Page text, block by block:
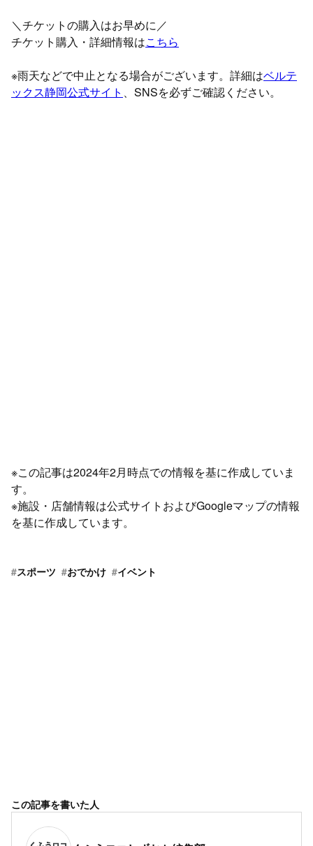
＼チケットの購入はお早めに／
チケット購入・詳細情報はこちら
※雨天などで中止となる場合がございます。詳細はベルテ
ックス静岡公式サイト 、SNSを必ずご確認ください。
※この記事は2024年2月時点での情報を基に作成していま
す。
※施設・店舗情報は公式サイトおよびGoogleマップの情報
を基に作成しています。
#スポーツ #おでかけ #イベント
この記事を書いた人